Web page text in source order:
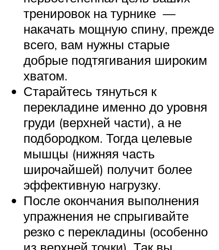
тренировок на турнике —
накачать мощную спину, прежде
всего, вам нужны старые
добрые подтягивания широким
хватом.
Старайтесь тянуться к
перекладине именно до уровня
груди (верхней части), а не
подбородком. Тогда целевые
мышцы (нижняя часть
широчайшей) получит более
эффективную нагрузку.
После окончания выполнения
упражнения не спрыгивайте
резко с перекладины (особенно